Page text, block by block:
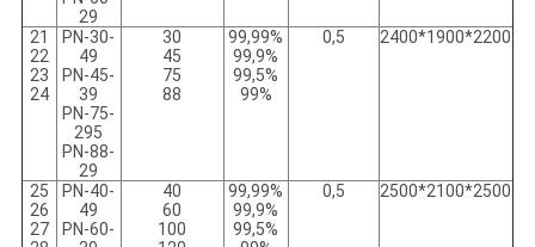
29
21
22
23
24
PN-30-
49
PN-45-
39
PN-75-
295
PN-88-
29
30
45
75
88
99,99%
99,9%
99,5%
99%
0,5 2400*1900*2200
25
26
27
PN-40-
49
PN-60-
40
60
100
99,99%
99,9%
99,5%
0,5 2500*2100*2500